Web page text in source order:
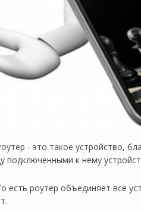
- это такое устройство,
подключенными к нему
есть роутер объединяет все